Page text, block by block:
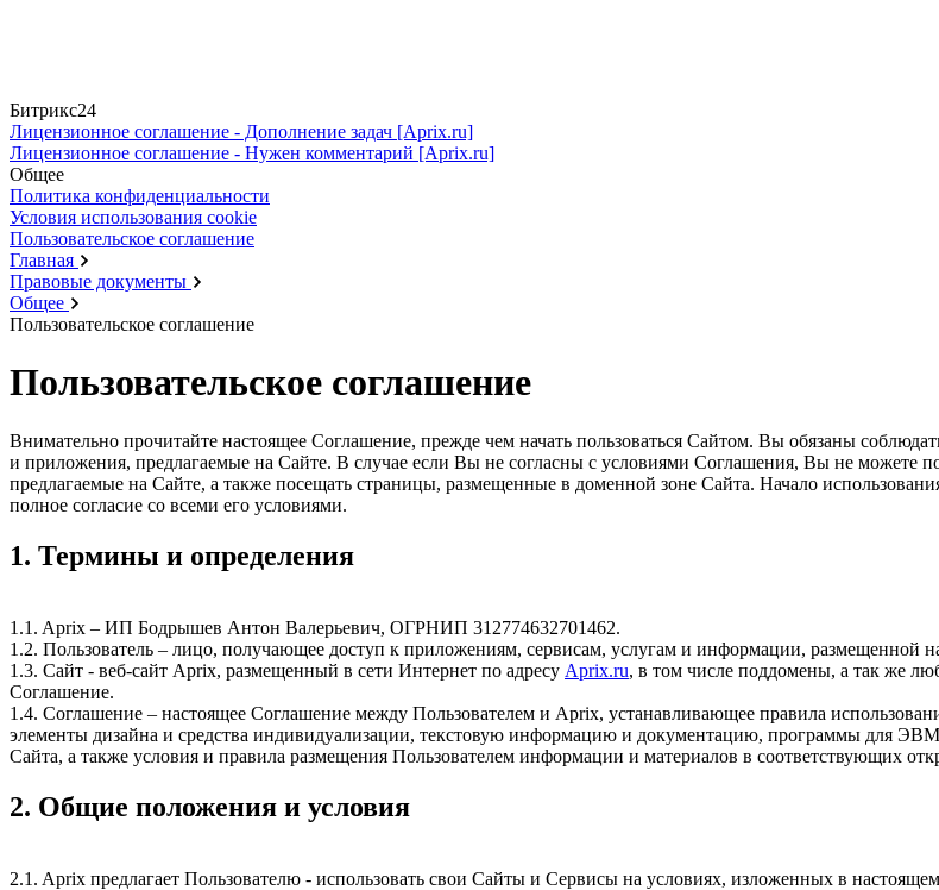
Битрикс24
Лицензионное соглашение - Дополнение задач [Aprix.ru]
Лицензионное соглашение - Нужен комментарий [Aprix.ru]
Общее
Политика конфиденциальности
Условия использования cookie
Пользовательское соглашение
Главная
Правовые документы
Общее
Пользовательское соглашение
Пользовательское соглашение
Внимательно прочитайте настоящее Соглашение, прежде чем начать пользоваться Сайтом. Вы обязаны
и приложения, предлагаемые на Сайте. В случае если Вы не согласны с условиями Соглашения, Вы не можете
предлагаемые на Сайте, а также посещать страницы, размещенные в доменной зоне Сайта. Начало
полное согласие со всеми его условиями.
1. Термины и определения
1.1. Aprix – ИП Бодрышев Антон Валерьевич, ОГРНИП 312774632701462.
1.2. Пользователь – лицо, получающее доступ к приложениям, сервисам, услугам и информации, размещенной
1.3. Сайт - веб-сайт Aprix, размещенный в сети Интернет по адресу Aprix.ru, в том числе поддомены, а так же
Соглашение.
1.4. Соглашение – настоящее Соглашение между Пользователем и Aprix, устанавливающее правила
элементы дизайна и средства индивидуализации, текстовую информацию и документацию, программы для
Сайта, а также условия и правила размещения Пользователем информации и материалов в соответствующих
2. Общие положения и условия
2.1. Aprix предлагает Пользователю - использовать свои Сайты и Сервисы на условиях, изложенных в